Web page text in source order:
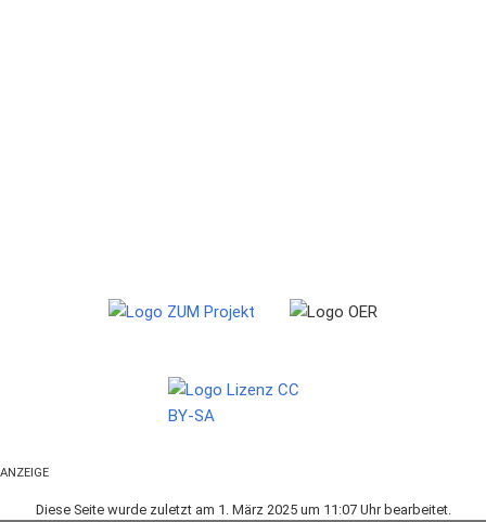
ANZEIGE
Diese Seite wurde zuletzt am 1. März 2025 um 11:07 Uhr bearbeitet.